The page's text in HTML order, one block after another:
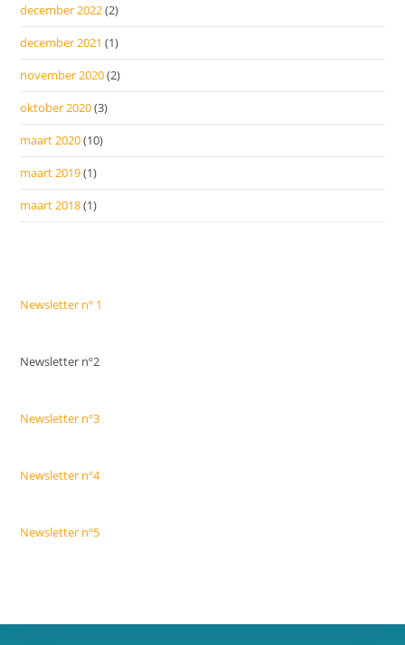
december 2022(2)
december 2021 (1)
november 2020(2)
oktober 2020(3)
maart 2020(10)
maart 2019(1)
maart 2018(1)
Newsletter nº 1
Newsletter nº2
Newsletter nº3
Newsletter nº4
Newsletter nº5